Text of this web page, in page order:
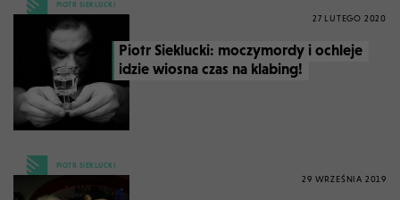
PIOTR SIEKLUCKI
27 LUTEGO 2020
Piotr Sieklucki: moczymordy i ochleje
idzie wiosna czas na klabing!
PIOTR SIEKLUCKI
29 WRZEŚNIA 2019